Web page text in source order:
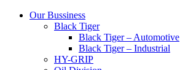
Our Bussiness
Black Tiger
Black Tiger – Automotive
Black Tiger – Industrial
HY-GRIP